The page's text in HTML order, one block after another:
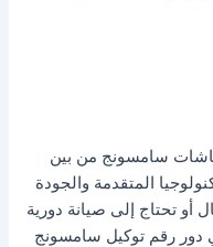
سامسونج من بين
المتقدمة والجودة
أو تحتاج إلى صيانة دورية
دور رقم توكيل سامسونج